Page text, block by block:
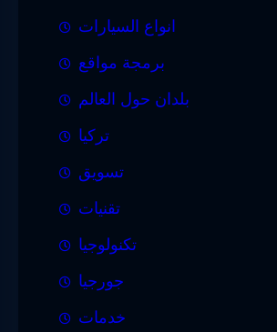
انواع السيارات
برمجة مواقع
بلدان حول العالم
تركيا
تسويق
تقنيات
تكنولوجيا
جورجيا
خدمات